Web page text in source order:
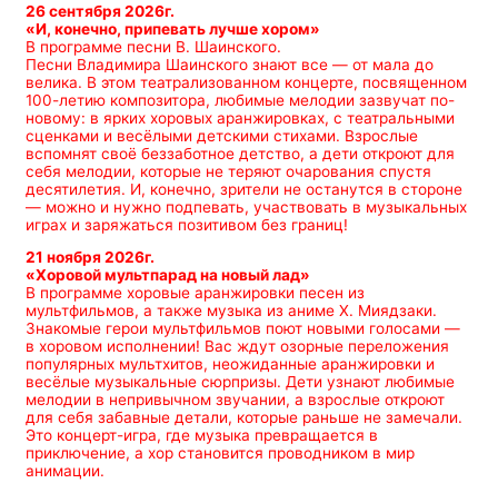
26 сентября 2026г.
«И, конечно, припевать лучше хором»
В программе песни В. Шаинского.
Песни Владимира Шаинского знают все — от мала до
велика. В этом театрализованном концерте, посвященном
100-летию композитора, любимые мелодии зазвучат по-
новому: в ярких хоровых аранжировках, с театральными
сценками и весёлыми детскими стихами. Взрослые
вспомнят своё беззаботное детство, а дети откроют для
себя мелодии, которые не теряют очарования спустя
десятилетия. И, конечно, зрители не останутся в стороне
— можно и нужно подпевать, участвовать в музыкальных
играх и заряжаться позитивом без границ!
21 ноября 2026г.
«Хоровой мультпарад на новый лад»
В программе хоровые аранжировки песен из
мультфильмов, а также музыка из аниме Х. Миядзаки.
Знакомые герои мультфильмов поют новыми голосами —
в хоровом исполнении! Вас ждут озорные переложения
популярных мультхитов, неожиданные аранжировки и
весёлые музыкальные сюрпризы. Дети узнают любимые
мелодии в непривычном звучании, а взрослые откроют
для себя забавные детали, которые раньше не замечали.
Это концерт-игра, где музыка превращается в
приключение, а хор становится проводником в мир
анимации.